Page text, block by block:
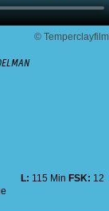
© Temperclayfilm
L: 115 Min FSK: 12